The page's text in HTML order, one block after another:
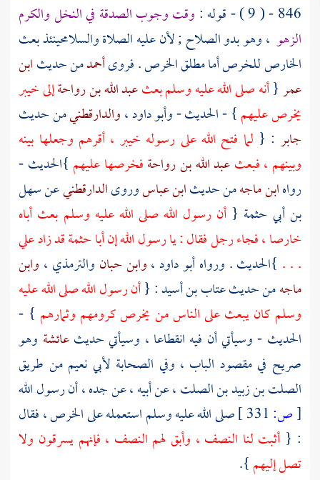
846 - ( 9 ) - قوله :
وقت وجوب الصدقة في النخل والكرم
الزهو ، وهو بدو الصلاح ; لأن عليه الصلاة والسلامحينئذ بعث
الخارص للخرص أما مطلق الخرص . فروىأحمدمن حديثابن
عمر{أنه صلى الله عليه وسلم بعثعبد الله بن رواحةإلىخيبر
يخرص عليهم} - الحديث -وأبو داود،والدارقطنيمن حديث
جابر : { لما فتح الله على رسوله خيبر ، أقرهم وجعلها بينه
وبينهم ، فبعثعبد الله بن رواحةفخرصها عليهم }الحديث -
رواهابن ماجهمن حديثابن عباسوروىالدارقطنيعنسهل
بن أبي حثمة { أن رسول الله صلى الله عليه وسلم بعث أباه
خارصا ، فجاء رجل فقال : يا رسول الله إنأبا حثمةقد زاد علي
. . . }الحديث . ورواهأبو داود،وابن حبان والترمذي ، وابن
ماجهمن حديثعتاب بن أسيد: {أن رسول الله صلى الله عليه
وسلم كان يبعث على الناس من يخرص كرومهم وثمارهم } -
الحديث - وسيأتي أن فيه انقطاعا ، وسيأتي حديثعائشة وهو
صريح في مقصود الباب ، وفي الصحابة لأبي نعيممن طريق
الصلت بن زبيد بن الصلت، عن أبيه ، عن جده ، أن رسول الله
[ص:
صلى الله عليه وسلم استعمله على الخرص ، فقال
: { أثبت لنا النصف ، وأبق لهم النصف ، فإنهم يسرقون ولا
تصل إليهم}.